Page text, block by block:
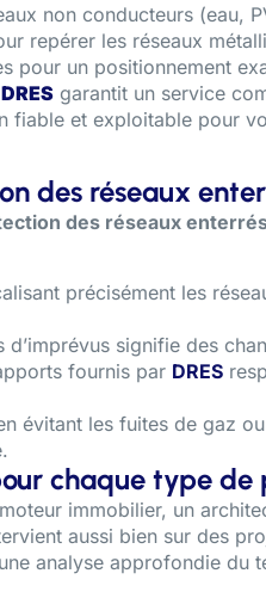
non conducteurs (eau,
repérer les réseaux
pour un positionnement
DRES garantit un service
fiable et exploitable pour
des réseaux
des réseaux
précisément les
d’imprévus signifie des
fournis par DRES
évitant les fuites de gaz
chaque type de
immobilier, un
aussi bien sur des
analyse approfondie du